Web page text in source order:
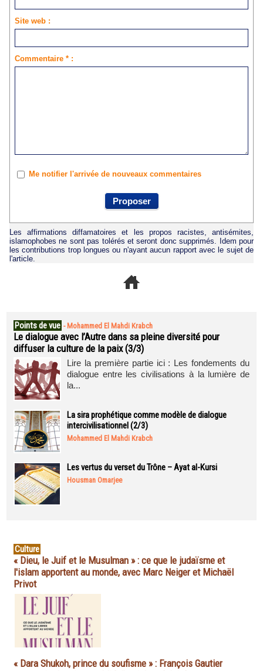
Site web :
Commentaire * :
Me notifier l'arrivée de nouveaux commentaires
Les affirmations diffamatoires et les propos racistes, antisémites,
islamophobes ne sont pas tolérés et seront donc supprimés. Idem pour
les contributions trop longues ou n'ayant aucun rapport avec le sujet de
l'article.
Points de vue - Mohammed El Mahdi Krabch
Le dialogue avec l’Autre dans sa pleine diversité pour
diffuser la culture de la paix (3/3)
Lire la première partie ici : Les fondements du
dialogue entre les civilisations à la lumière de
la...
La sira prophétique comme modèle de dialogue
intercivilisationnel (2/3)
Mohammed El Mahdi Krabch
Les vertus du verset du Trône – Ayat al-Kursi
Housman Omarjee
Culture
« Dieu, le Juif et le Musulman » : ce que le judaïsme et
l'islam apportent au monde, avec Marc Neiger et Michaël
Privot
« Dara Shukoh, prince du soufisme » : François Gautier